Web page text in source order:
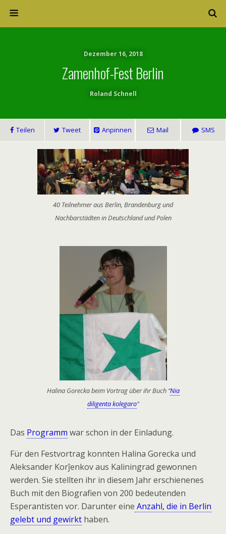
Dezember 16, 2018
Zamenhof-Fest Berlin
Roland Schnell
Teilen Tweet Anpinnen Mail SMS
40 Teilnehmer aus Berlin, Brandenburg und
Nachbarstädten in Deutschland und Polen
Halina Gorecka beim Vortrag über ihr Buch “Nia
diligenta kolegaro“
Das Programm war schon in der Einladung.
Für den Festvortrag konnten Halina Gorecka und
Aleksander Korĵenkov aus Kaliningrad gewonnen
werden. Sie stellten ihr in diesem Jahr erschienenes
Buch mit den Biografien von 200 bedeutenden
Esperantisten vor. Darunter eine Anzahl, die in Berlin
gelebt und gewirkt haben.